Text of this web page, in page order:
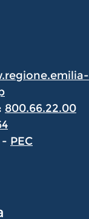
800.66.22.00
- PEC